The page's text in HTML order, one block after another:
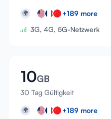
🌍 +189 more
3G, 4G, 5G-Netzwerk
10GB
30 Tag Gültigkeit
🌍 +189 more